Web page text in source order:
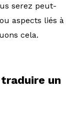
serez peut-
aspects liés à
cela.
un